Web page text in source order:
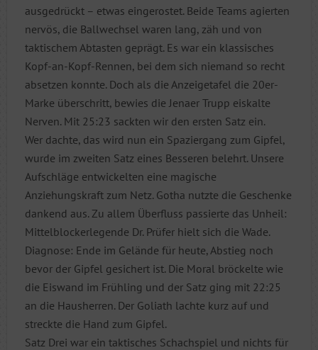
ausgedrückt – etwas eingerostet. Beide Teams agierten
nervös, die Ballwechsel waren lang, zäh und von
taktischem Abtasten geprägt. Es war ein klassisches
Kopf-an-Kopf-Rennen, bei dem sich niemand so recht
absetzen konnte. Doch als die Anzeigetafel die 20er-
Marke überschritt, bewies die Jenaer Trupp eiskalte
Nerven. Mit 25:23 sackten wir den ersten Satz ein.
Wer dachte, das wird nun ein Spaziergang zum Gipfel,
wurde im zweiten Satz eines Besseren belehrt. Unsere
Aufschläge entwickelten eine magische
Anziehungskraft zum Netz. Gotha nutzte die Geschenke
dankend aus. Zu allem Überfluss passierte das Unheil:
Mittelblockerlegende Dr. Prüfer hielt sich die Wade.
Diagnose: Ende im Gelände für heute, Abstieg noch
bevor der Gipfel gesichert ist. Die Moral bröckelte wie
die Eiswand im Frühling und der Satz ging mit 22:25
an die Hausherren. Der Goliath lachte kurz auf und
streckte die Hand zum Gipfel.
Satz Drei war ein taktisches Schachspiel und nichts für